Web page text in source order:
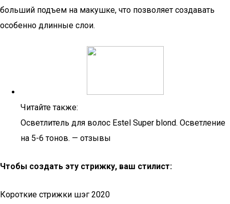
больший подъем на макушке, что позволяет создавать
особенно длинные слои.
Читайте также:
Осветлитель для волос Estel Super blond. Осветление
на 5-6 тонов. — отзывы
Чтобы создать эту стрижку, ваш стилист:
Короткие стрижки шэг 2020